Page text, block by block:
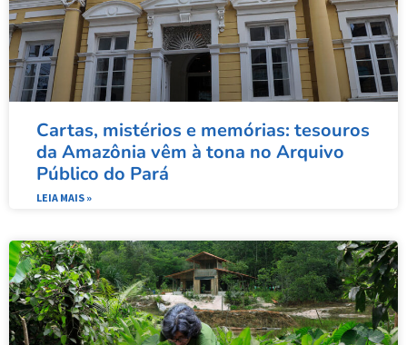
Cartas, mistérios e memórias: tesouros
da Amazônia vêm à tona no Arquivo
Público do Pará​
LEIA MAIS »